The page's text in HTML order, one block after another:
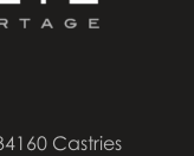
Castries